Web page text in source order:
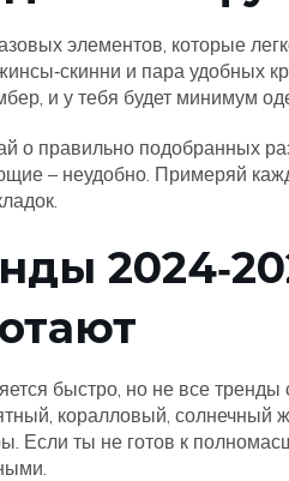
элементов, которые
и пара удобных
и у тебя будет минимум
о правильно подобранных
– неудобно. Примеряй
быстро, но не все тренды
коралловый, солнечный
Если ты не готов к